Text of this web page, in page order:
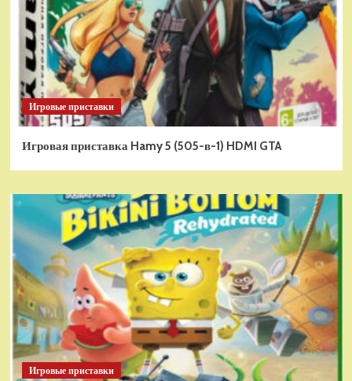
Игровые приставки
Игровая приставка Hamy 5 (505-в-1) HDMI GTA
Игровые приставки